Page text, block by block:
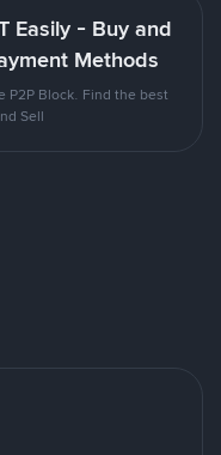
Easily - Buy and
Methods
P2P Block. Find the best
Sell